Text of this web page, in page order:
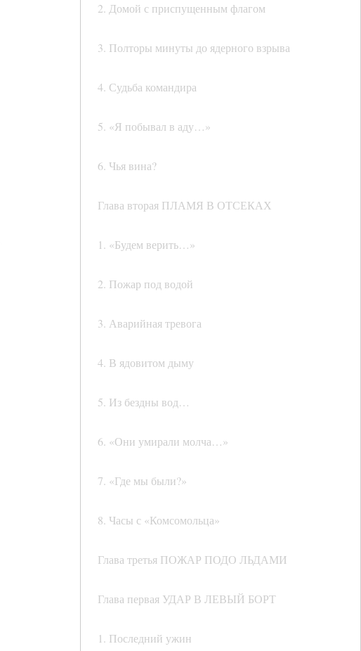
2. Домой с приспущенным флагом
3. Полторы минуты до ядерного взрыва
4. Судьба командира
5. «Я побывал в аду…»
6. Чья вина?
Глава вторая ПЛАМЯ В ОТСЕКАХ
1. «Будем верить…»
2. Пожар под водой
3. Аварийная тревога
4. В ядовитом дыму
5. Из бездны вод…
6. «Они умирали молча…»
7. «Где мы были?»
8. Часы с «Комсомольца»
Глава третья ПОЖАР ПОДО ЛЬДАМИ
Глава первая УДАР В ЛЕВЫЙ БОРТ
1. Последний ужин